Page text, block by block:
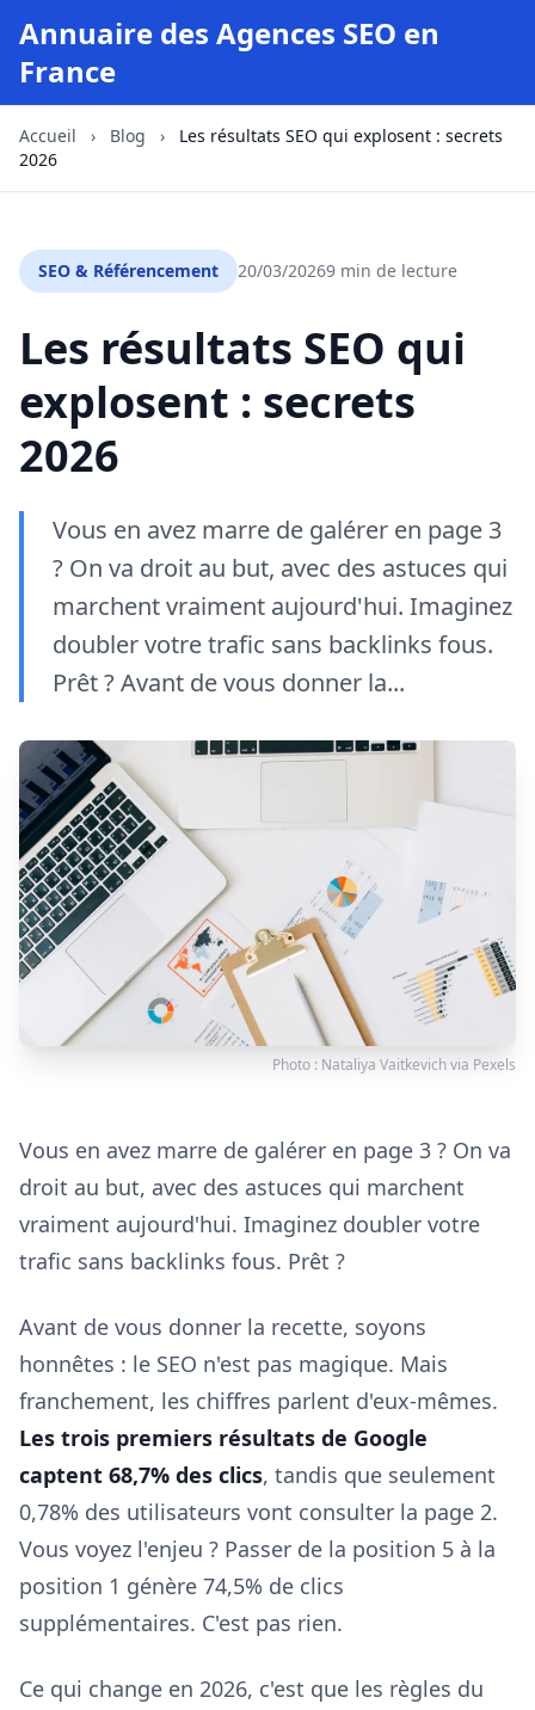
Annuaire des Agences SEO en
France
Accueil › Blog ›
Les résultats SEO qui explosent : secrets
2026
SEO & Référencement 20/03/20269 min de lecture
Les résultats SEO qui
explosent : secrets
2026
Vous en avez marre de galérer en page 3
? On va droit au but, avec des astuces qui
marchent vraiment aujourd'hui. Imaginez
doubler votre trafic sans backlinks fous.
Prêt ? Avant de vous donner la...
Photo : Nataliya Vaitkevichvia Pexels
Vous en avez marre de galérer en page 3 ? On va
droit au but, avec des astuces qui marchent
vraiment aujourd'hui. Imaginez doubler votre
trafic sans backlinks fous. Prêt ?
Avant de vous donner la recette, soyons
honnêtes : le SEO n'est pas magique. Mais
franchement, les chiffres parlent d'eux-mêmes.
Les trois premiers résultats de Google
captent 68,7% des clics, tandis que seulement
0,78% des utilisateurs vont consulter la page 2.
Vous voyez l'enjeu ? Passer de la position 5 à la
position 1 génère 74,5% de clics
supplémentaires. C'est pas rien.
Ce qui change en 2026, c'est que les règles du